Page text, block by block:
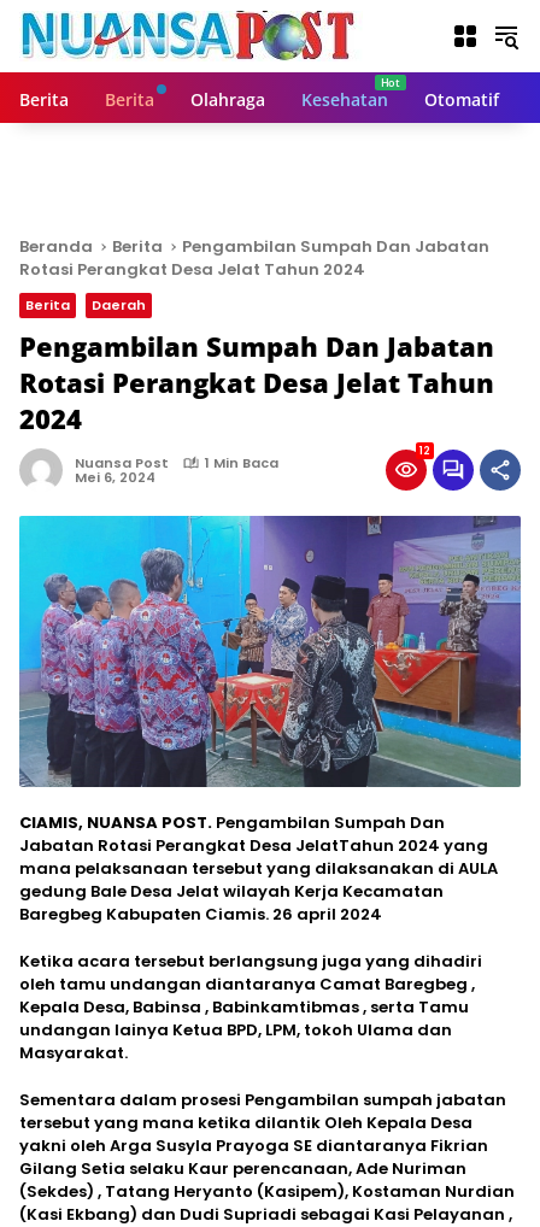
Berita Berita Olahraga Kesehatan Otomatif
Beranda Berita
Pengambilan Sumpah Dan Jabatan
Rotasi Perangkat Desa Jelat Tahun 2024
Berita Daerah
Pengambilan Sumpah Dan Jabatan
Rotasi Perangkat Desa Jelat Tahun
2024
Nuansa Post 1 Min Baca
Mei 6, 2024
12
CIAMIS, NUANSA POST. Pengambilan Sumpah Dan
Jabatan Rotasi Perangkat Desa JelatTahun 2024 yang
mana pelaksanaan tersebut yang dilaksanakan di AULA
gedung Bale Desa Jelat wilayah Kerja Kecamatan
Baregbeg Kabupaten Ciamis. 26 april 2024
Ketika acara tersebut berlangsung juga yang dihadiri
oleh tamu undangan diantaranya Camat Baregbeg ,
Kepala Desa, Babinsa , Babinkamtibmas , serta Tamu
undangan lainya Ketua BPD, LPM, tokoh Ulama dan
Masyarakat.
Sementara dalam prosesi Pengambilan sumpah jabatan
tersebut yang mana ketika dilantik Oleh Kepala Desa
yakni oleh Arga Susyla Prayoga SE diantaranya Fikrian
Gilang Setia selaku Kaur perencanaan, Ade Nuriman
(Sekdes) , Tatang Heryanto (Kasipem), Kostaman Nurdian
(Kasi Ekbang) dan Dudi Supriadi sebagai Kasi Pelayanan ,